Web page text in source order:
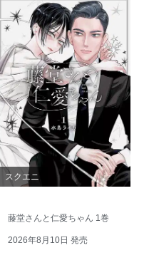
スクエニ
藤堂さんと仁愛ちゃん 1巻
2026年8月10日 発売